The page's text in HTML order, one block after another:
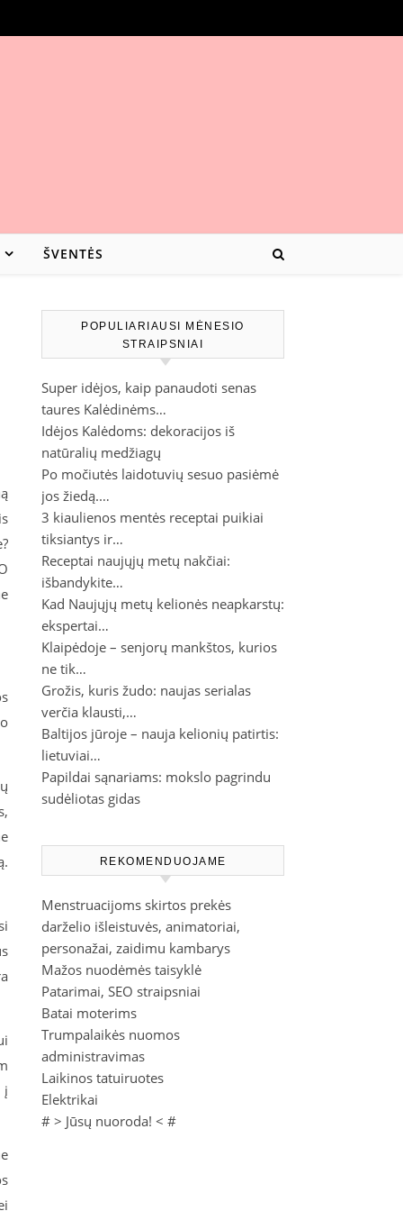
ŠVENTĖS
į
POPULIARIAUSI MĖNESIO
STRAIPSNIAI
Super idėjos, kaip panaudoti senas
taures Kalėdinėms…
Idėjos Kalėdoms: dekoracijos iš
natūralių medžiagų
Po močiutės laidotuvių sesuo pasiėmė
jos žiedą.…
3 kiaulienos mentės receptai puikiai
tiksiantys ir…
Receptai naujųjų metų nakčiai:
išbandykite…
Kad Naujųjų metų kelionės neapkarstų:
ekspertai…
Klaipėdoje – senjorų mankštos, kurios
ne tik…
Grožis, kuris žudo: naujas serialas
verčia klausti,…
Baltijos jūroje – nauja kelionių patirtis:
lietuviai…
Papildai sąnariams: mokslo pagrindu
sudėliotas gidas
REKOMENDUOJAME
Menstruacijoms skirtos prekės
darželio išleistuvės, animatoriai,
personažai, zaidimu kambarys
Mažos nuodėmės taisyklė
Patarimai, SEO straipsniai
Batai moterims
Trumpalaikės nuomos
administravimas
Laikinos tatuiruotes
Elektrikai
# > Jūsų nuoroda! < #